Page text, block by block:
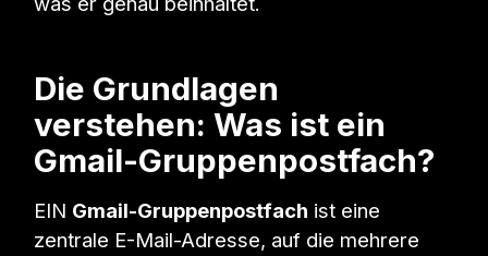
Die Grundlagen
verstehen: Was ist ein
Gmail-Gruppenpostfach?
EIN Gmail-Gruppenpostfach ist eine
zentrale E-Mail-Adresse, auf die mehrere